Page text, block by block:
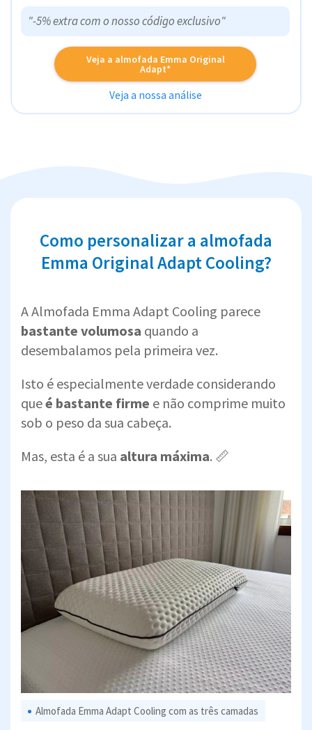
"-5% extra com o nosso código exclusivo"
Veja a almofada Emma Original
Adapt*
Veja a nossa análise
Como personalizar a almofada
Emma Original Adapt Cooling​​​​​​​?
A Almofada Emma Adapt Cooling parece
bastante volumosa quando a
desembalamos pela primeira vez.
Isto é especialmente verdade considerando
queé bastante firme e não comprime muito
sob o peso da sua cabeça.
Mas, esta é a sua altura máxima. 📏
Almofada Emma Adapt Cooling com as três camadas